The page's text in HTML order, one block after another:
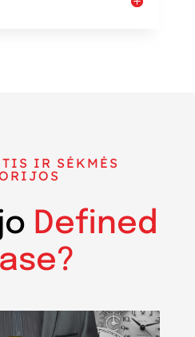
IR SĖKMĖS
Defined